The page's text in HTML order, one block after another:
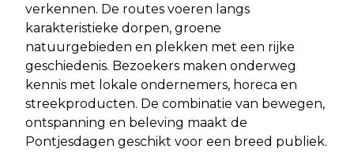
verkennen. De routes voeren langs
karakteristieke dorpen, groene
natuurgebieden en plekken met een rijke
geschiedenis. Bezoekers maken onderweg
kennis met lokale ondernemers, horeca en
streekproducten. De combinatie van bewegen,
ontspanning en beleving maakt de
Pontjesdagen geschikt voor een breed publiek.